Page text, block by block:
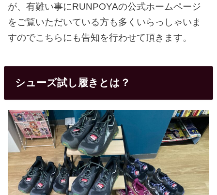
が、有難い事にRUNPOYAの公式ホームページ
をご覧いただいている方も多くいらっしゃいま
すのでこちらにも告知を行わせて頂きます。
シューズ試し履きとは？